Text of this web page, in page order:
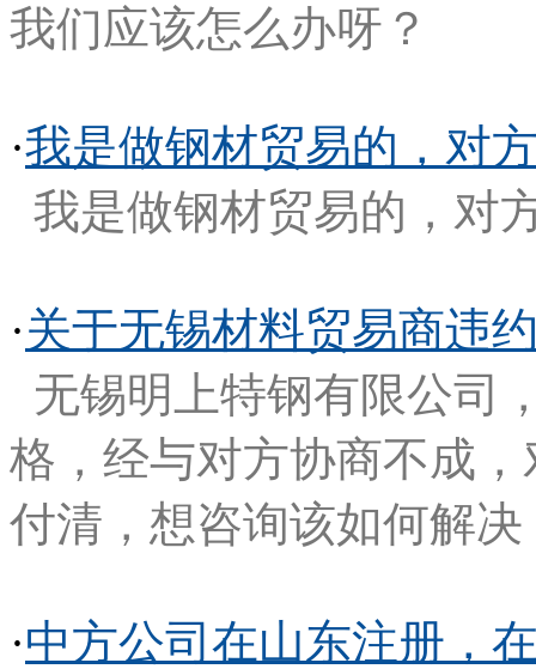
我们应该怎么办呀？
·我是做钢材贸易的，对
我是做钢材贸易的，对
·关于无锡材料贸易商违
无锡明上特钢有限公司
格，经与对方协商不成
付清，想咨询该如何解决
·中方公司在山东注册，